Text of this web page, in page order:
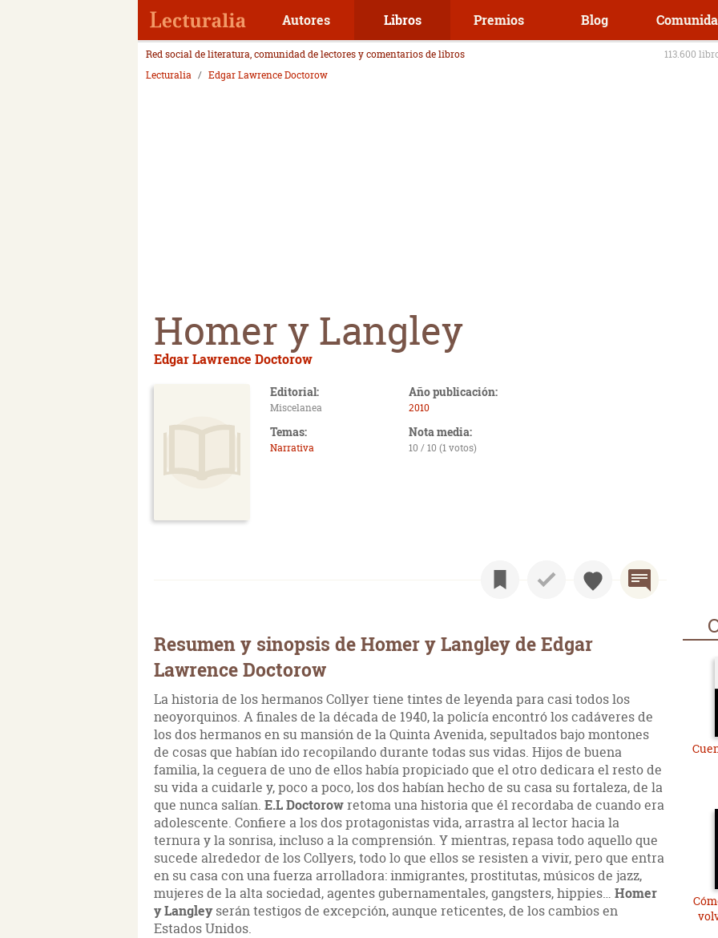
Autores Libros Premios Blog
Red social de literatura, comunidad de lectores y comentarios de libros
113.600
Lecturalia
Edgar Lawrence Doctorow
Homer y Langley
Edgar Lawrence Doctorow
Editorial:
Miscelanea
Año publicación:
2010
Temas:
Narrativa
Nota media:
10 / 10 (1 votos)
Resumen y sinopsis de Homer y Langley de Edgar
Lawrence Doctorow
La historia de los hermanos Collyer tiene tintes de leyenda para casi todos los
neoyorquinos. A finales de la década de 1940, la policía encontró los cadáveres de
los dos hermanos en su mansión de la Quinta Avenida, sepultados bajo montones
de cosas que habían ido recopilando durante todas sus vidas. Hijos de buena
familia, la ceguera de uno de ellos había propiciado que el otro dedicara el resto de
su vida a cuidarle y, poco a poco, los dos habían hecho de su casa su fortaleza, de la
que nunca salían. E.L Doctorowretoma una historia que él recordaba de cuando era
adolescente. Confiere a los dos protagonistas vida, arrastra al lector hacia la
ternura y la sonrisa, incluso a la comprensión. Y mientras, repasa todo aquello que
sucede alrededor de los Collyers, todo lo que ellos se resisten a vivir, pero que entra
en su casa con una fuerza arrolladora: inmigrantes, prostitutas, músicos de jazz,
mujeres de la alta sociedad, agentes gubernamentales, gangsters, hippies… Homer
y Langleyserán testigos de excepción, aunque reticentes, de los cambios en
Estados Unidos.